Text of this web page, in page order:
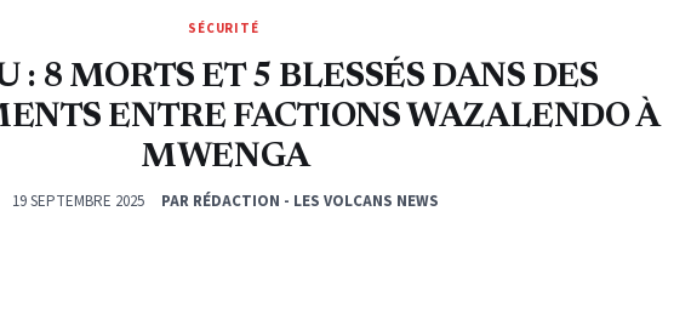
SÉCURITÉ
: 8 MORTS ET 5 BLESSÉS DANS DES
ENTRE FACTIONS WAZALENDO À
MWENGA
19 SEPTEMBRE 2025 PAR RÉDACTION - LES VOLCANS NEWS